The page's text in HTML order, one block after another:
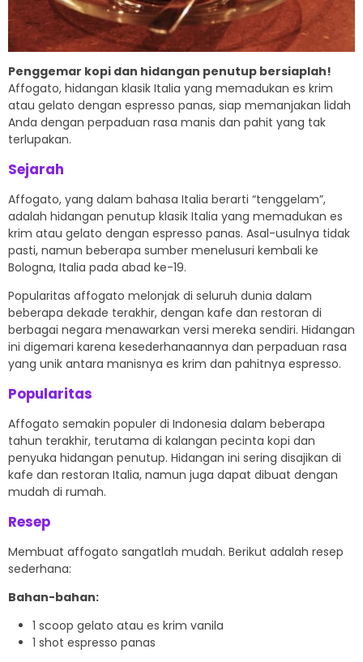
Penggemar kopi dan hidangan penutup bersiaplah!
Affogato, hidangan klasik Italia yang memadukan es krim
atau gelato dengan espresso panas, siap memanjakan lidah
Anda dengan perpaduan rasa manis dan pahit yang tak
terlupakan.
Sejarah
Affogato, yang dalam bahasa Italia berarti “tenggelam”,
adalah hidangan penutup klasik Italia yang memadukan es
krim atau gelato dengan espresso panas. Asal-usulnya tidak
pasti, namun beberapa sumber menelusuri kembali ke
Bologna, Italia pada abad ke-19.
Popularitas affogato melonjak di seluruh dunia dalam
beberapa dekade terakhir, dengan kafe dan restoran di
berbagai negara menawarkan versi mereka sendiri. Hidangan
ini digemari karena kesederhanaannya dan perpaduan rasa
yang unik antara manisnya es krim dan pahitnya espresso.
Popularitas
Affogato semakin populer di Indonesia dalam beberapa
tahun terakhir, terutama di kalangan pecinta kopi dan
penyuka hidangan penutup. Hidangan ini sering disajikan di
kafe dan restoran Italia, namun juga dapat dibuat dengan
mudah di rumah.
Resep
Membuat affogato sangatlah mudah. Berikut adalah resep
sederhana:
Bahan-bahan:
1 scoop gelato atau es krim vanila
1 shot espresso panas